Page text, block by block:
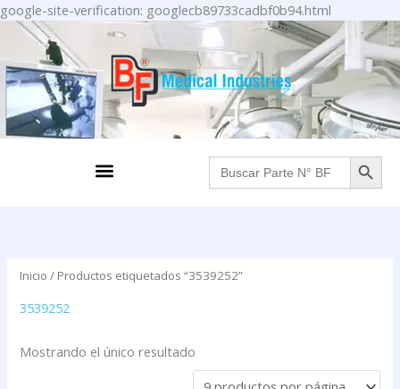
google-site-verification: googlecb89733cadbf0b94.html
al
contenido
Menu Buscar: BOTÓN DE
Inicio / Productos etiquetados “3539252”
3539252
Mostrando el único resultado